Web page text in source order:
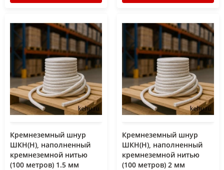
Кремнеземный шнур
ШКН(Н), наполненный
кремнеземной нитью
(100 метров) 1.5 мм
Кремнеземный шнур
ШКН(Н), наполненный
кремнеземной нитью
(100 метров) 2 мм